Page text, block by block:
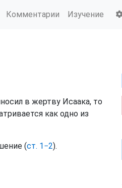
Комментарии Изучение
в жертву Исаака, то
как одно из
(ст. 1−2).